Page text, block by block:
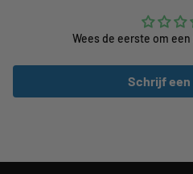
Wees de eerste om
Schrijf